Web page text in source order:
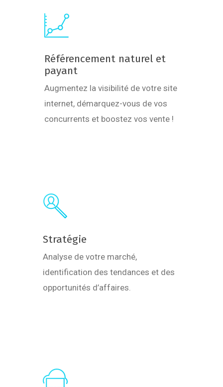
Référencement naturel et
payant
Augmentez la visibilité de votre site
internet, démarquez-vous de vos
concurrents et boostez vos vente !
Stratégie
Analyse de votre marché,
identification des tendances et des
opportunités d’affaires.